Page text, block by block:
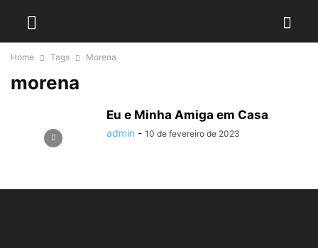
Home Tags Morena
morena
Eu e Minha Amiga em Casa
admin - 10 de fevereiro de 2023